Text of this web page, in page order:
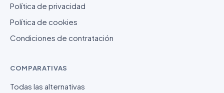
Política de privacidad
Política de cookies
Condiciones de contratación
COMPARATIVAS
Todas las alternativas